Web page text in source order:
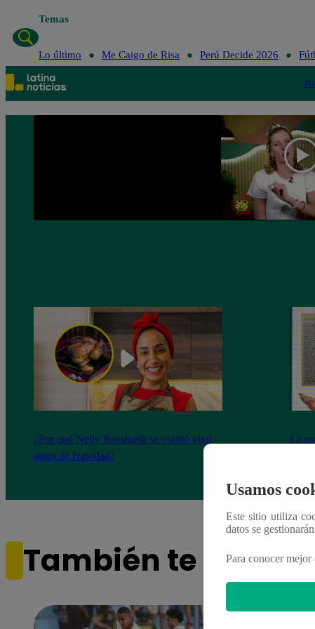
Temas
Lo último Me Caigo de Risa Perú Decide 2026
¿Por qué Nelly Rossinelli se volvió viral
antes de Navidad?
La
También te puede
Usamos
Este sitio utiliza
datos se
Para conocer